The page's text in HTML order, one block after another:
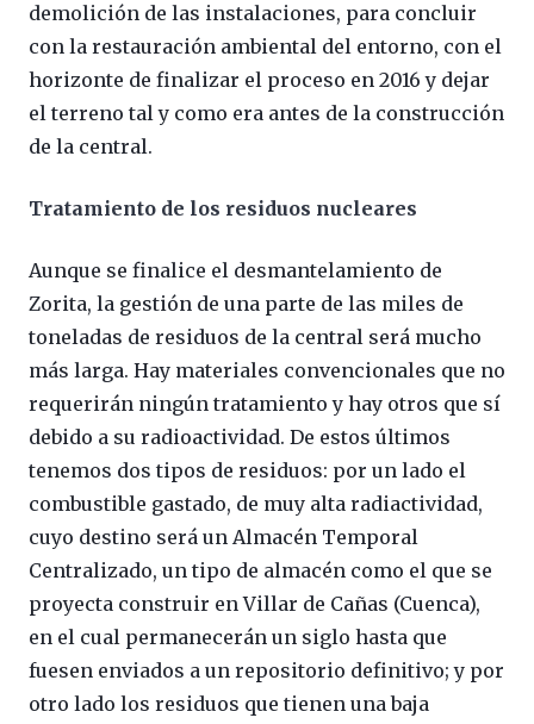
demolición de las instalaciones, para concluir
con la restauración ambiental del entorno, con el
horizonte de finalizar el proceso en 2016 y dejar
el terreno tal y como era antes de la construcción
de la central.
Tratamiento de los residuos nucleares
Aunque se finalice el desmantelamiento de
Zorita, la gestión de una parte de las miles de
toneladas de residuos de la central será mucho
más larga. Hay materiales convencionales que no
requerirán ningún tratamiento y hay otros que sí
debido a su radioactividad. De estos últimos
tenemos dos tipos de residuos: por un lado el
combustible gastado, de muy alta radiactividad,
cuyo destino será un Almacén Temporal
Centralizado, un tipo de almacén como el que se
proyecta construir en Villar de Cañas (Cuenca),
en el cual permanecerán un siglo hasta que
fuesen enviados a un repositorio definitivo; y por
otro lado los residuos que tienen una baja